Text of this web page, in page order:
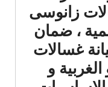
زانوسى
، ضمان
غسالات
و